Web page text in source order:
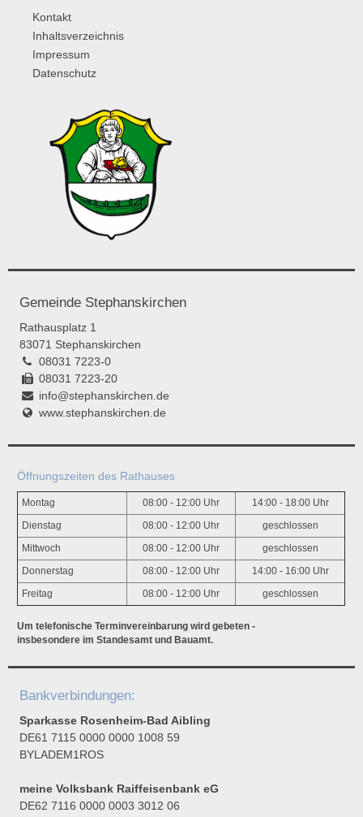
Kontakt
Inhaltsverzeichnis
Impressum
Datenschutz
Gemeinde Stephanskirchen
Rathausplatz 1
83071 Stephanskirchen
08031 7223-0
08031 7223-20
info@stephanskirchen.de
www.stephanskirchen.de
Öffnungszeiten des Rathauses
Montag 08:00 - 12:00 Uhr 14:00 - 18:00 Uhr
Dienstag 08:00 - 12:00 Uhr geschlossen
Mittwoch 08:00 - 12:00 Uhr geschlossen
Donnerstag 08:00 - 12:00 Uhr 14:00 - 16:00 Uhr
Freitag 08:00 - 12:00 Uhr geschlossen
Um telefonische Terminvereinbarung wird gebeten -
insbesondere im Standesamt und Bauamt.
Bankverbindungen:
Sparkasse Rosenheim-Bad Aibling
DE61 7115 0000 0000 1008 59
BYLADEM1ROS
meine Volksbank Raiffeisenbank eG
DE62 7116 0000 0003 3012 06